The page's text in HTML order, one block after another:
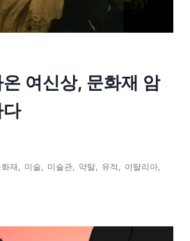
여신상, 문화재 암
화재, 미술, 미술관, 약탈, 유적 , 이탈리아,